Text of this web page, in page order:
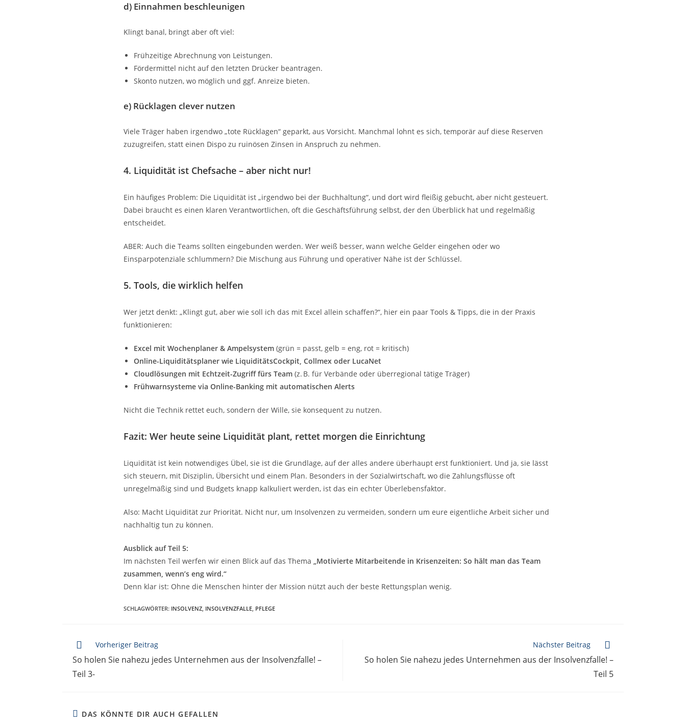
d) Einnahmen beschleunigen
Klingt banal, bringt aber oft viel:
Frühzeitige Abrechnung von Leistungen.
Fördermittel nicht auf den letzten Drücker beantragen.
Skonto nutzen, wo möglich und ggf. Anreize bieten.
e) Rücklagen clever nutzen
Viele Träger haben irgendwo „tote Rücklagen“ geparkt, aus Vorsicht. Manchmal lohnt es sich, temporär auf diese Reserven
zuzugreifen, statt einen Dispo zu ruinösen Zinsen in Anspruch zu nehmen.
4. Liquidität ist Chefsache – aber nicht nur!
Ein häufiges Problem: Die Liquidität ist „irgendwo bei der Buchhaltung“, und dort wird fleißig gebucht, aber nicht gesteuert.
Dabei braucht es einen klaren Verantwortlichen, oft die Geschäftsführung selbst, der den Überblick hat und regelmäßig
entscheidet.
ABER: Auch die Teams sollten eingebunden werden. Wer weiß besser, wann welche Gelder eingehen oder wo
Einsparpotenziale schlummern? Die Mischung aus Führung und operativer Nähe ist der Schlüssel.
5. Tools, die wirklich helfen
Wer jetzt denkt: „Klingt gut, aber wie soll ich das mit Excel allein schaffen?“, hier ein paar Tools & Tipps, die in der Praxis
funktionieren:
Excel mit Wochenplaner & Ampelsystem (grün = passt, gelb = eng, rot = kritisch)
Online-Liquiditätsplaner wie LiquiditätsCockpit, Collmex oder LucaNet
Cloudlösungen mit Echtzeit-Zugriff fürs Team (z. B. für Verbände oder überregional tätige Träger)
Frühwarnsysteme via Online-Banking mit automatischen Alerts
Nicht die Technik rettet euch, sondern der Wille, sie konsequent zu nutzen.
Fazit: Wer heute seine Liquidität plant, rettet morgen die Einrichtung
Liquidität ist kein notwendiges Übel, sie ist die Grundlage, auf der alles andere überhaupt erst funktioniert. Und ja, sie lässt
sich steuern, mit Disziplin, Übersicht und einem Plan. Besonders in der Sozialwirtschaft, wo die Zahlungsflüsse oft
unregelmäßig sind und Budgets knapp kalkuliert werden, ist das ein echter Überlebensfaktor.
Also: Macht Liquidität zur Priorität. Nicht nur, um Insolvenzen zu vermeiden, sondern um eure eigentliche Arbeit sicher und
nachhaltig tun zu können.
Ausblick auf Teil 5:
Im nächsten Teil werfen wir einen Blick auf das Thema
„Motivierte Mitarbeitende in Krisenzeiten: So hält man das Team
zusammen, wenn’s eng wird.“
Denn klar ist: Ohne die Menschen hinter der Mission nützt auch der beste Rettungsplan wenig.
SCHLAGWÖRTER: INSOLVENZ INSOLVENZFALLE PFLEGE
Vorheriger Beitrag
So holen Sie nahezu jedes Unternehmen aus der Insolvenzfalle! –
Teil 3-
Nächster Beitrag
So holen Sie nahezu jedes Unternehmen aus der Insolvenzfalle! –
Teil 5
DAS KÖNNTE DIR AUCH GEFALLEN